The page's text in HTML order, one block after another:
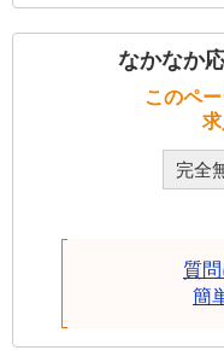
なかなか
このペ
完全
質
簡